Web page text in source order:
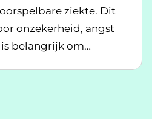
ziekte. Dit
onzekerheid, angst
is belangrijk om
Hoe blijf je mentaal fit met